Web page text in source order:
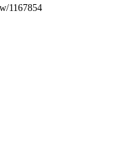
1167854